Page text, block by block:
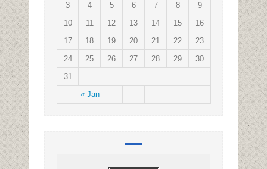
« Jan
3
4 5 6 7 8
9
10
11 12 13 14 15
16
17
18 19 20 21 22
23
24
25 26 27 28 29
30
31